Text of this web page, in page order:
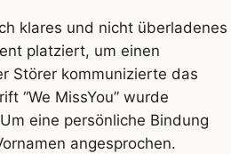
klares und nicht überladenes
platziert, um einen
Störer kommunizierte das
“We MissYou” wurde
eine persönliche Bindung
angesprochen.